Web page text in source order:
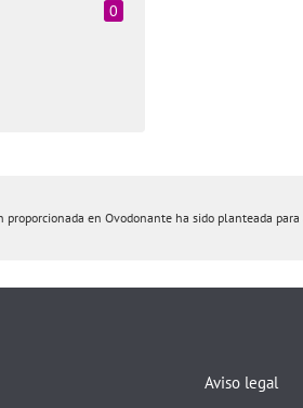
0
proporcionada en Ovodonante ha sido planteada
Aviso legal